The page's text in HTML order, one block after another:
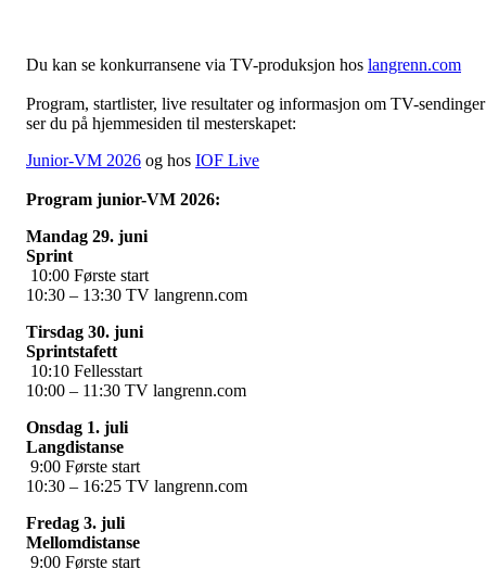
Du kan se konkurransene via TV-produksjon hos langrenn.com
Program, startlister, live resultater og informasjon om TV-sendinger
ser du på hjemmesiden til mesterskapet:
Junior-VM 2026 og hos IOF Live
Program junior-VM 2026:
Mandag 29. juni
Sprint
10:00 Første start
10:30 – 13:30 TV langrenn.com
Tirsdag 30. juni
Sprintstafett
10:10 Fellesstart
10:00 – 11:30 TV langrenn.com
Onsdag 1. juli
Langdistanse
9:00 Første start
10:30 – 16:25 TV langrenn.com
Fredag 3. juli
Mellomdistanse
9:00 Første start